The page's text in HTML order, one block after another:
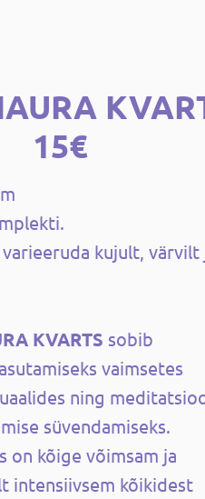
15€
kujult, värvilt
KVARTS sobib
vaimsetes
ning
süvendamiseks.
on kõige võimsam ja
intensiivsem kõikidest